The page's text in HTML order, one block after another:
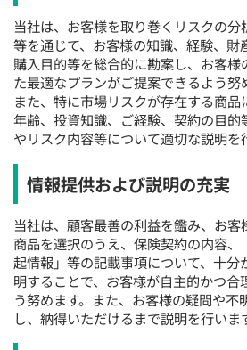
当社は、お客様を取り巻くリスクの
等を通じて、お客様の知識、経験、財
購入目的等を総合的に勘案し、お客様
た最適なプランがご提案できるよう努
また、特に市場リスクが存在する商
年齢、投資知識、ご経験、契約の目
やリスク内容等について適切な説明を
情報提供および説明の充実
当社は、顧客最善の利益を鑑み、お客
商品を選択のうえ、保険契約の内容
起情報」等の記載事項について、十分
明することで、お客様が自主的かつ合
う努めます。また、お客様の疑問や不
し、納得いただけるまで説明を行いま